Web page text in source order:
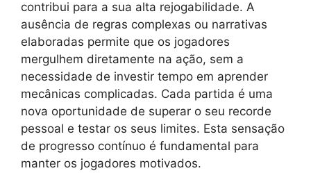
contribui para a sua alta rejogabilidade. A
ausência de regras complexas ou narrativas
elaboradas permite que os jogadores
mergulhem diretamente na ação, sem a
necessidade de investir tempo em aprender
mecânicas complicadas. Cada partida é uma
nova oportunidade de superar o seu recorde
pessoal e testar os seus limites. Esta sensação
de progresso contínuo é fundamental para
manter os jogadores motivados.